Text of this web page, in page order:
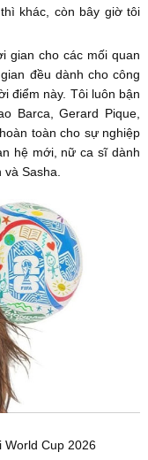
khác, còn bây giờ tôi
gian cho các mối quan
đều dành cho công
điểm này. Tôi luôn bận
Barca, Gerard Pique,
toàn cho sự nghiệp
hệ mới, nữ ca sĩ dành
Sasha.
World Cup 2026